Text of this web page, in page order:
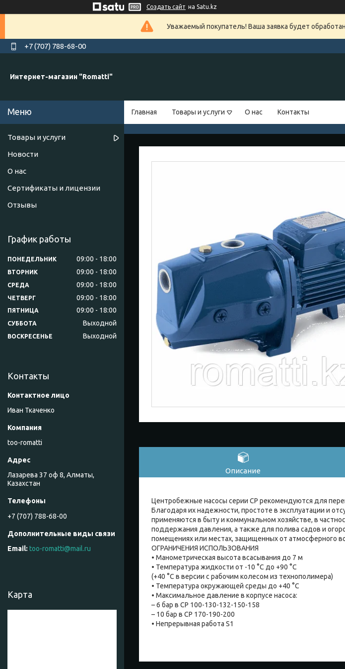
Создать сайт на Satu.kz
Уважаемый покупатель! Ваша заявка будет
+7 (707) 788-68-00
Интернет-магазин "Romatti"
Главная Товары и услуги О нас Контакты
Описание
Центробежные насосы серии CP рекомендуются для
Благодаря их надежности, простоте в эксплуатации и
применяются в быту и коммунальном хозяйстве, в
поддержания давления, а также для полива садов и
помещениях или местах, защищенных от атмосферного
ОГРАНИЧЕНИЯ ИСПОЛЬЗОВАНИЯ
• Манометрическая высота всасывания до 7 м
• Температура жидкости от -10 °C до +90 °C
(+40 °C в версии с рабочим колесом из технополимера)
• Температура окружающей среды до +40 °C
• Максимальное давление в корпусе насоса:
– 6 бар в CP 100-130-132-150-158
– 10 бар в CP 170-190-200
• Непрерывная работа S1
Товары и услуги
Новости
О нас
Сертификаты и лицензии
Отзывы
График работы
ПОНЕДЕЛЬНИК 09:00 18:00
ВТОРНИК 09:00 18:00
СРЕДА 09:00 18:00
ЧЕТВЕРГ 09:00 18:00
ПЯТНИЦА 09:00 18:00
СУББОТА Выходной
ВОСКРЕСЕНЬЕ Выходной
Контакты
Иван Ткаченко
too-romatti
Лазарева 37 оф 8, Алматы,
Казахстан
+7 (707) 788-68-00
too-romatti@mail.ru
Карта